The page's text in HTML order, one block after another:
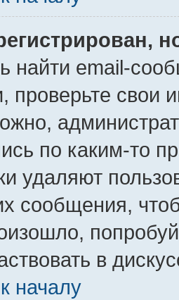
найти email-
проверьте свои
по каким-то
удаляют
сообщения,
в
началу